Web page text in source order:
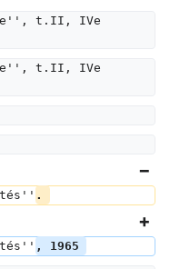
t.II, IVe
t.II, IVe
.
, 1965